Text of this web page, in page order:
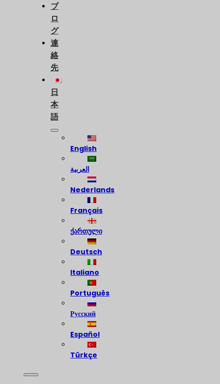
ブ
ロ
グ
連
絡
先
日
本
語
English
العربية
Nederlands
Français
ქართული
Deutsch
Italiano
Português
Русский
Español
Türkçe